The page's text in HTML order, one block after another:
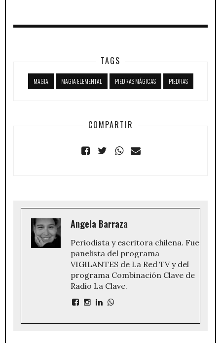
TAGS
MAGIA MAGIA ELEMENTAL PIEDRAS MÁGICAS PIEDRAS
COMPARTIR
Angela Barraza
Periodista y escritora chilena. Fue
panelista del programa
VIGILANTES de La Red TV y del
programa Combinación Clave de
Radio La Clave.